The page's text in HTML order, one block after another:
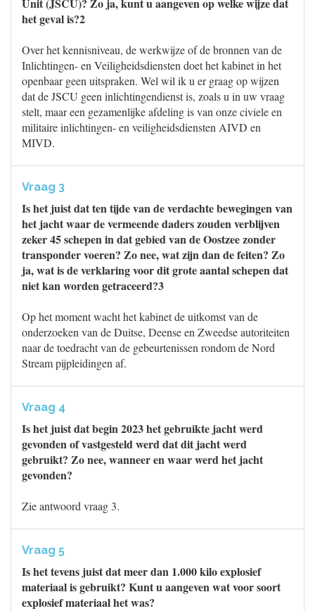
het geval is?2
Over het kennisniveau, de werkwijze of de bronnen van de
Inlichtingen- en Veiligheidsdiensten doet het kabinet in het
openbaar geen uitspraken. Wel wil ik u er graag op wijzen
dat de JSCU geen inlichtingendienst is, zoals u in uw vraag
stelt, maar een gezamenlijke afdeling is van onze civiele en
militaire inlichtingen- en veiligheidsdiensten AIVD en
MIVD.
Vraag 3
Is het juist dat ten tijde van de verdachte bewegingen van
het jacht waar de vermeende daders zouden verblijven
zeker 45 schepen in dat gebied van de Oostzee zonder
transponder voeren? Zo nee, wat zijn dan de feiten? Zo
ja, wat is de verklaring voor dit grote aantal schepen dat
niet kan worden getraceerd?3
Op het moment wacht het kabinet de uitkomst van de
onderzoeken van de Duitse, Deense en Zweedse autoriteiten
naar de toedracht van de gebeurtenissen rondom de Nord
Stream pijpleidingen af.
Vraag 4
Is het juist dat begin 2023 het gebruikte jacht werd
gevonden of vastgesteld werd dat dit jacht werd
gebruikt? Zo nee, wanneer en waar werd het jacht
gevonden?
Zie antwoord vraag 3.
Vraag 5
Is het tevens juist dat meer dan 1.000 kilo explosief
materiaal is gebruikt? Kunt u aangeven wat voor soort
explosief materiaal het was?